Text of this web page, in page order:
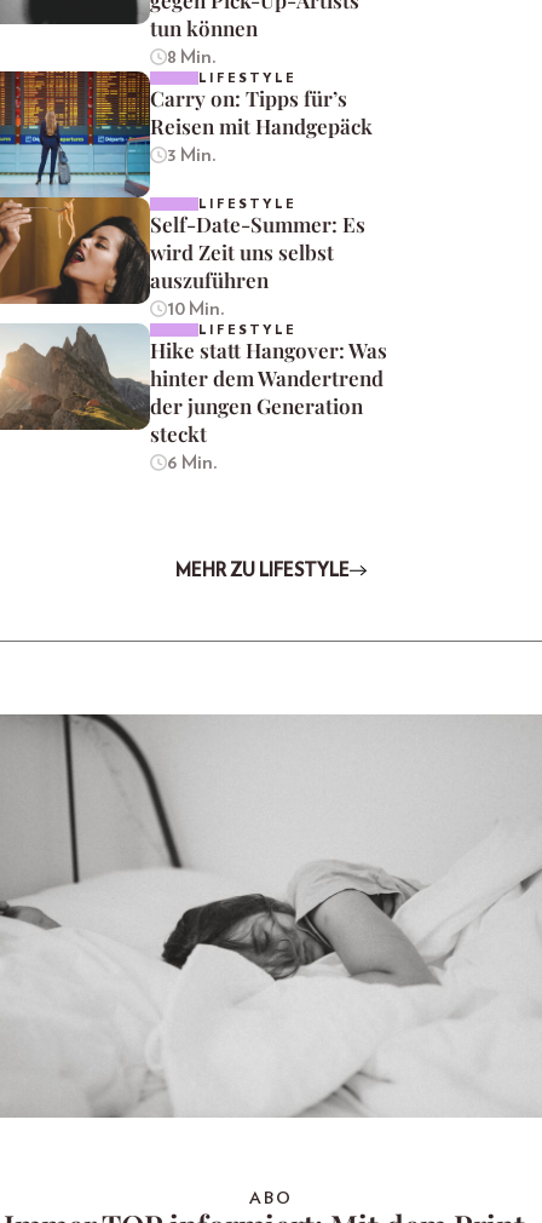
tun können
8 Min.
LIFESTYLE
Carry on: Tipps für’s
Reisen mit Handgepäck
3 Min.
LIFESTYLE
Self-Date-Summer: Es
wird Zeit uns selbst
auszuführen
10 Min.
LIFESTYLE
Hike statt Hangover: Was
hinter dem Wandertrend
der jungen Generation
steckt
6 Min.
MEHR ZU LIFESTYLE
ABO